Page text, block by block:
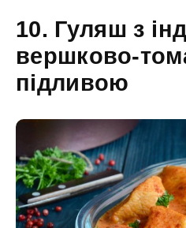
10. Гуляш з
вершково-
підливою